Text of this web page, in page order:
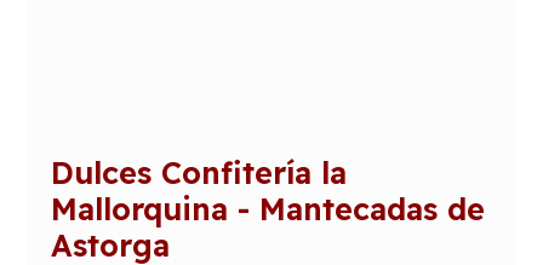
Dulces Confitería la
Mallorquina - Mantecadas de
Astorga